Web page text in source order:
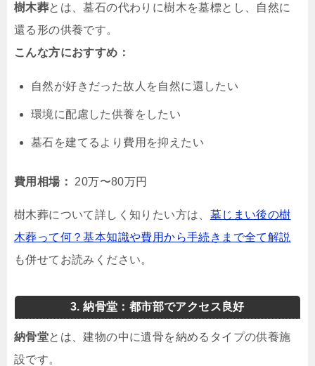
樹木葬とは、墓石の代わりに樹木を墓標とし、自然に
還る形の供養です。
こんな方におすすめ：
自然が好きだった故人を自然に還したい
環境に配慮した供養をしたい
墓石を建てるより費用を抑えたい
費用相場： 20万〜80万円
樹木葬について詳しく知りたい方は、 墓じまい後の樹
木葬って何？基本知識や費用から手続きまで全て解説
も併せてお読みください。
3. 納骨堂：都市部でアクセス良好
納骨堂とは、建物の中に遺骨を納めるタイプの供養施
設です。